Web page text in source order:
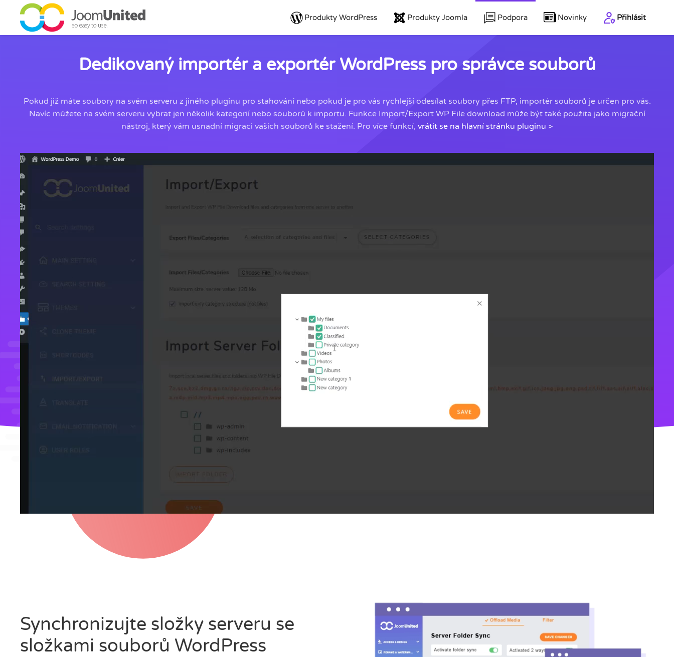
Přeskočit na hlavní obsah
Produkty WordPress Produkty Joomla Podpora Novinky Přihlásit
Dedikovaný importér a exportér WordPress pro správce souborů
Pokud již máte soubory na svém serveru z jiného pluginu pro stahování nebo pokud je pro vás rychlejší odesílat soubory přes FTP, importér souborů je určen pro vás.
Navíc můžete na svém serveru vybrat jen několik kategorií nebo souborů k importu. Funkce Import/Export WP File download může být také použita jako migrační
nástroj, který vám usnadní migraci vašich souborů ke stažení. Pro více funkcí, vrátit se na hlavní stránku pluginu >
Synchronizujte složky serveru se
složkami souborů WordPress